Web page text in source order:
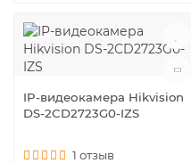
IP-видеокамера Hikvision
DS-2CD2723G0-IZS
1 отзыв